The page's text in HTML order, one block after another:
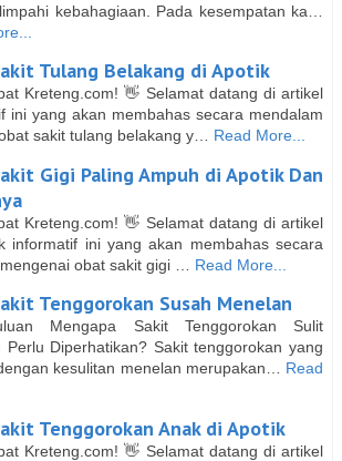
kebahagiaan. Pada kesempatan ka…
Tulang Belakang di Apotik
Kreteng.com! 👋 Selamat datang di artikel
ini yang akan membahas secara mendalam
sakit tulang belakang y… Read More...
Gigi Paling Ampuh di Apotik Dan
Kreteng.com! 👋 Selamat datang di artikel
informatif ini yang akan membahas secara
obat sakit gigi …
Read More...
Tenggorokan Susah Menelan
Mengapa Sakit Tenggorokan Sulit
Perlu Diperhatikan? Sakit tenggorokan yang
kesulitan menelan merupakan… Read
Tenggorokan Anak di Apotik
Kreteng.com! 👋 Selamat datang di artikel